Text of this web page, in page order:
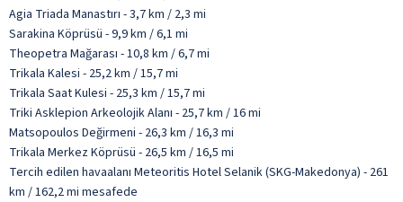
Agia Triada Manastırı - 3,7 km / 2,3 mi
Sarakina Köprüsü - 9,9 km / 6,1 mi
Theopetra Mağarası - 10,8 km / 6,7 mi
Trikala Kalesi - 25,2 km / 15,7 mi
Trikala Saat Kulesi - 25,3 km / 15,7 mi
Triki Asklepion Arkeolojik Alanı - 25,7 km / 16 mi
Matsopoulos Değirmeni - 26,3 km / 16,3 mi
Trikala Merkez Köprüsü - 26,5 km / 16,5 mi
Tercih edilen havaalanı Meteoritis Hotel Selanik (SKG-Makedonya) - 261
km / 162,2 mi mesafede